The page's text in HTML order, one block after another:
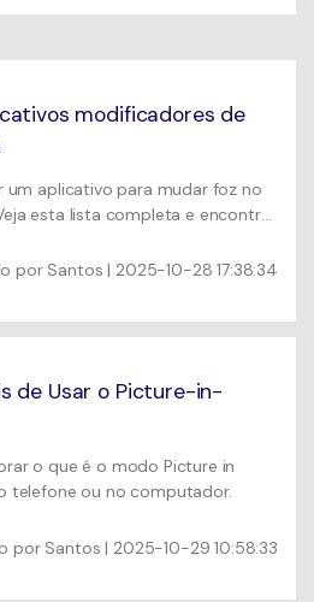
para aprender como usar o
modificadores de
um aplicativo para mudar foz no
esta lista completa e encontre
por Santos | 2025-10-28 17:38:34
de Usar o Picture-in-
o que é o modo Picture in
telefone ou no computador.
por Santos | 2025-10-29 10:58:33